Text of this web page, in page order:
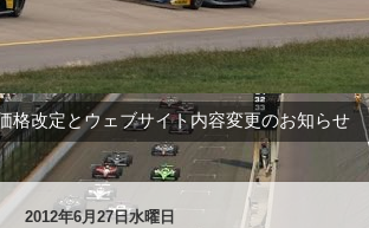
格改定とウェブサイト内容変更のお知らせ
2012年6月27日水曜日